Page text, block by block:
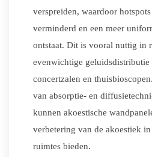
verspreiden, waardoor
verminderd en een meer
ontstaat. Dit is vooral nuttig in
evenwichtige
concertzalen en
van absorptie- en
kunnen akoestische
verbetering van de akoestiek
ruimtes bieden.